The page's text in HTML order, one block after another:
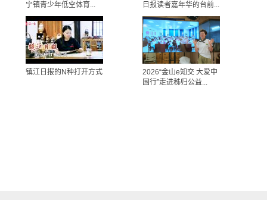
宁镇青少年低空体育...
日报读者嘉年华的台前...
镇江日报的N种打开方式
2026“金山e知交 大爱中
国行”走进秭归公益...